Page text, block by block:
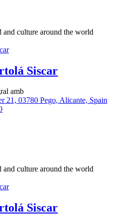
culture around the world
Siscar
amb
21, 03780 Pego, Alicante, Spain
culture around the world
Siscar